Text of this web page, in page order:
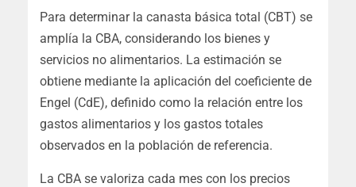
Para determinar la canasta básica total (CBT) se
amplía la CBA, considerando los bienes y
servicios no alimentarios. La estimación se
obtiene mediante la aplicación del coeficiente de
Engel (CdE), definido como la relación entre los
gastos alimentarios y los gastos totales
observados en la población de referencia.
La CBA se valoriza cada mes con los precios